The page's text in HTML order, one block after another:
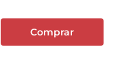
Comprar